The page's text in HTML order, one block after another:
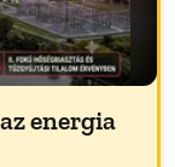
energia